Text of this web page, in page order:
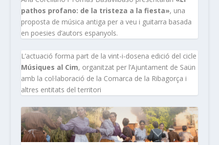
pathos profano: de la tristeza a la fiesta», una
proposta de música antiga per a veu i guitarra basada
en poesies d’autors espanyols.
L’actuació forma part de la vint-i-dosena edició del cicle
Músiques al Cim, organitzat per l’Ajuntament de Saün
amb la col·laboració de la Comarca de la Ribagorça i
altres entitats del territori